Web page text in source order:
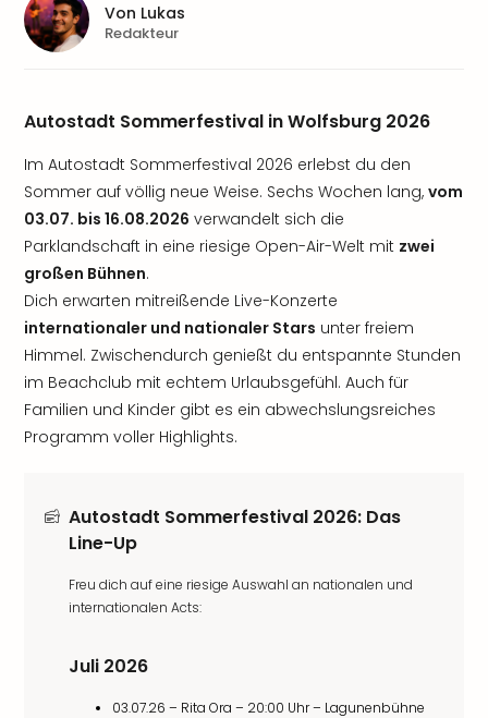
Autostadt Sommerfestival in Wolfsburg 2026
Im Autostadt Sommerfestival 2026 erlebst du den
Sommer auf völlig neue Weise. Sechs Wochen lang, vom
03.07. bis 16.08.2026 verwandelt sich die
Parklandschaft in eine riesige Open-Air-Welt mit zwei
großen Bühnen.
Dich erwarten mitreißende Live-Konzerte
internationaler und nationaler Stars unter freiem
Himmel. Zwischendurch genießt du entspannte Stunden
im Beachclub mit echtem Urlaubsgefühl. Auch für
Familien und Kinder gibt es ein abwechslungsreiches
Programm voller Highlights.
Autostadt Sommerfestival 2026: Das
Line-Up
Freu dich auf eine riesige Auswahl an nationalen und
internationalen Acts:
Juli 2026
03.07.26 – Rita Ora – 20:00 Uhr – Lagunenbühne
Von Lukas
Redakteur